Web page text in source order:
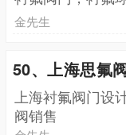
金先生
50、上海思氟
上海衬氟阀门设
阀销售